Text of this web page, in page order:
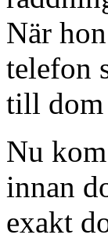
När
telefon
till dom
Nu
innan
exakt